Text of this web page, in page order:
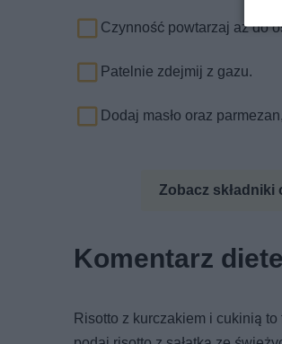
Czynność powtarzaj aż do
Patelnie zdejmij z gazu.
Dodaj masło oraz
Zobacz składniki
Komentarz
Risotto z kurczakiem i cukinią